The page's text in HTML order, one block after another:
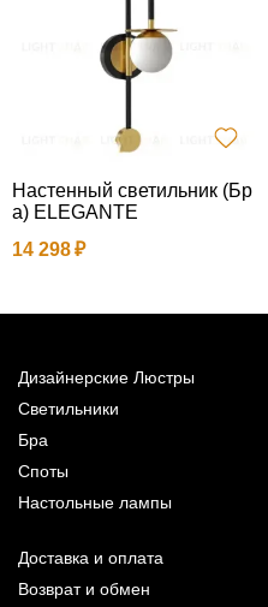
Настенный светильник (Бр
а) ELEGANTE
14 298
Дизайнерские Люстры
Светильники
Бра
Споты
Настольные лампы
Доставка и оплата
Возврат и обмен